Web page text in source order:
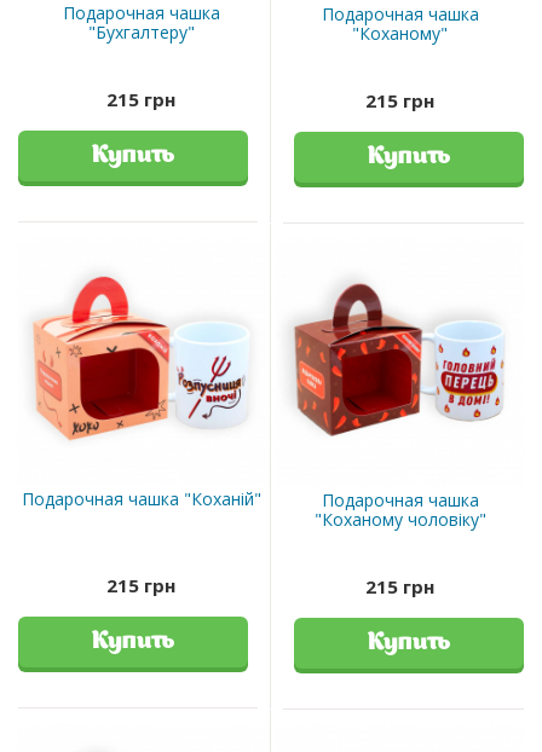
Подарочная чашка
"Бухгалтеру"
215 грн
Купить
Подарочная чашка
"Коханому"
215 грн
Купить
Подарочная чашка "Коханій"
215 грн
Купить
Подарочная чашка
"Коханому чоловіку"
215 грн
Купить